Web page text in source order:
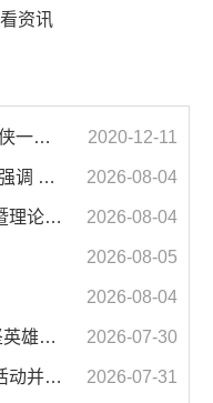
资讯
濉溪县人大常委会副主任李秀侠一行调研城乡客运一体化和治超工作 2020-12-11
汪华东在全市季度工作会议上强调 锚定打好“三仗”任务和年度预期目标不动摇 在全市上下掀起比学赶超争先进位的攻坚热潮 2026-08-04
市政府2026年第14次党组会 暨理论学习中心组学习会议召开 蒋曦主持会议并讲话 2026-08-04
2026-08-05
2026-08-04
汪华东蒋曦会见淮北舰和“攻坚英雄连”官兵代表 2026-07-30
汪华东开展夏季“送清凉”慰问活动并调研专门教育工作 落实落细防暑降温措施 用心用情关爱一线职工 2026-07-31